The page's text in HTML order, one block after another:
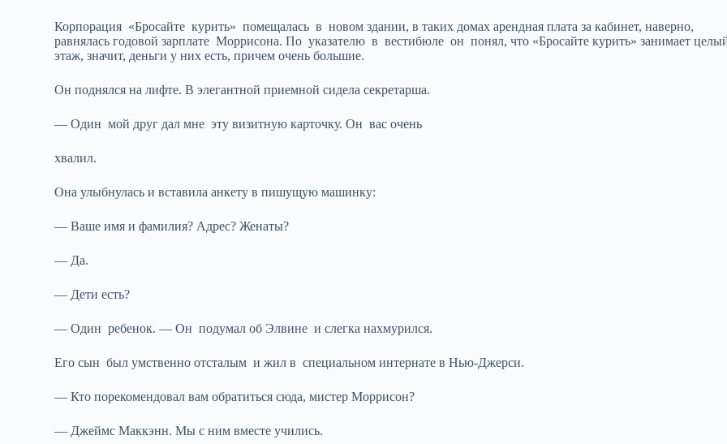
Корпорация «Бросайте курить» помещалась в новом здании, в таких домах арендная плата за кабинет, наверно,
равнялась годовой зарплате Моррисона. По указателю в вестибюле он понял, что «Бросайте курить» занимает
этаж, значит, деньги у них есть, причем очень большие.
Он поднялся на лифте. В элегантной приемной сидела секретарша.
— Один мой друг дал мне эту визитную карточку. Он вас очень
хвалил.
Она улыбнулась и вставила анкету в пишущую машинку:
— Ваше имя и фамилия? Адрес? Женаты?
— Да.
— Дети есть?
— Один ребенок. — Он подумал об Элвине и слегка нахмурился.
Его сын был умственно отсталым и жил в специальном интернате в Нью-Джерси.
— Кто порекомендовал вам обратиться сюда, мистер Моррисон?
— Джеймс Маккэнн. Мы с ним вместе учились.